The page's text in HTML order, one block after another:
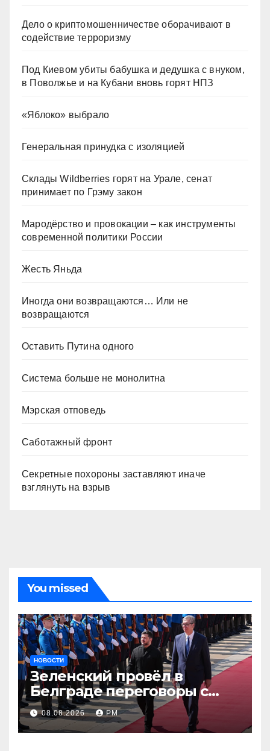
Дело о криптомошенничестве оборачивают в
содействие терроризму
Под Киевом убиты бабушка и дедушка с внуком,
в Поволжье и на Кубани вновь горят НПЗ
«Яблоко» выбрало
Генеральная принудка с изоляцией
Склады Wildberries горят на Урале, сенат
принимает по Грэму закон
Мародёрство и провокации – как инструменты
современной политики России
Жесть Яньда
Иногда они возвращаются… Или не
возвращаются
Оставить Путина одного
Система больше не монолитна
Мэрская отповедь
Саботажный фронт
Секретные похороны заставляют иначе
взглянуть на взрыв
You missed
НОВОСТИ
Зеленский провёл в
Белграде переговоры с
Вучичем
08.08.2026 РМ